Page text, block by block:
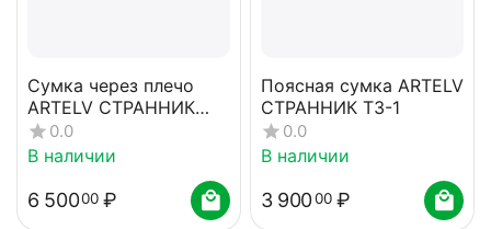
Сумка через плечо
ARTELV СТРАННИК
C2-2
0.0
В наличии
6 50000 ₽
Поясная сумка ARTELV
СТРАННИК Т3-1
0.0
В наличии
3 90000 ₽